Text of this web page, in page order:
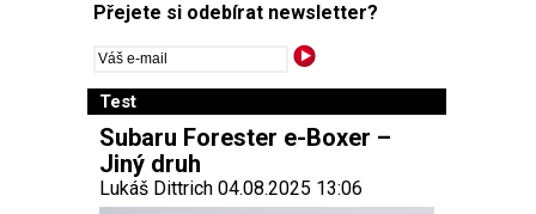
Přejete si odebírat newsletter?
Test
Subaru Forester e-Boxer –
Jiný druh
Lukáš Dittrich 04.08.2025 13:06